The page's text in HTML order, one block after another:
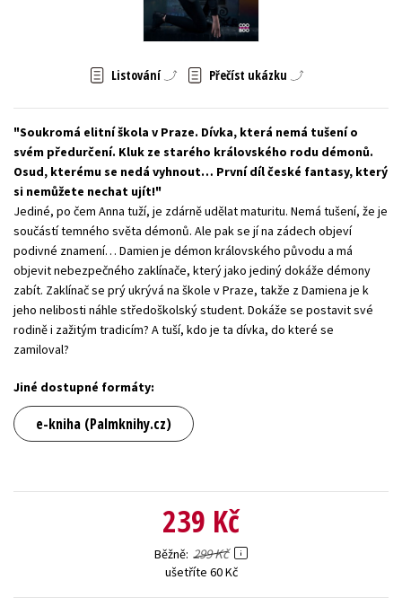
Zahraniční literatura
Všechny tituly
Listování Přečíst ukázku
Soukromá elitní škola v Praze. Dívka, která nemá tušení o
svém předurčení. Kluk ze starého královského rodu démonů.
Osud, kterému se nedá vyhnout… První díl české fantasy, který
si nemůžete nechat ujít!
Jediné, po čem Anna tuží, je zdárně udělat maturitu. Nemá tušení, že je
součástí temného světa démonů. Ale pak se jí na zádech objeví
podivné znamení… Damien je démon královského původu a má
objevit nebezpečného zaklínače, který jako jediný dokáže démony
zabít. Zaklínač se prý ukrývá na škole v Praze, takže z Damiena je k
jeho nelibosti náhle středoškolský student. Dokáže se postavit své
rodině i zažitým tradicím? A tuší, kdo je ta dívka, do které se
zamiloval?
Jiné dostupné formáty:
e-kniha (Palmknihy.cz)
239 Kč
Běžně 299 Kč
ušetříte 60 Kč